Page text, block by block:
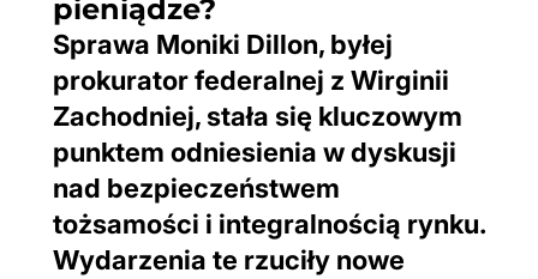
pieniądze?
Sprawa Moniki Dillon, byłej
prokurator federalnej z Wirginii
Zachodniej, stała się kluczowym
punktem odniesienia w dyskusji
nad bezpieczeństwem
tożsamości i integralnością rynku.
Wydarzenia te rzuciły nowe